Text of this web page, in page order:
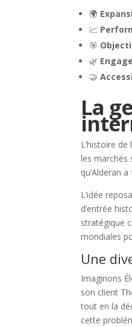
🌍
📈
🎯
🌿
🤝
La
L’histoire de
les marchés
qu’Alderan
L’idée
d’entrée
stratégique
mondiales
Une
Imaginons
son client
tout en la
cette